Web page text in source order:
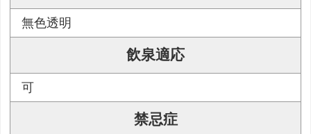
無色透明
飲泉適応
可
禁忌症